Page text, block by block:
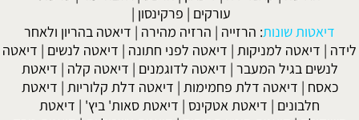
עורקים | פרקינסון |
דיאטות שונות: הרזייה | הרזיה מהירה | דיאטה בהריון ולאחר
לידה | דיאטה למניקות | דיאטה לפני חתונה | דיאטה לנשים | דיאטה
לנשים בגיל המעבר | דיאטה לדוגמנים | דיאטה קלה | דיאטת
כאסח | דיאטה דלת פחמימות | דיאטה דלת קלוריות | דיאטת
חלבונים | דיאטת אטקינס | דיאטת סאות' ביץ' | דיאטת